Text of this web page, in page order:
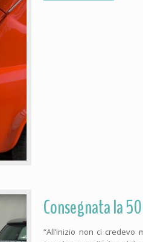
Consegnata la
“All’inizio non ci